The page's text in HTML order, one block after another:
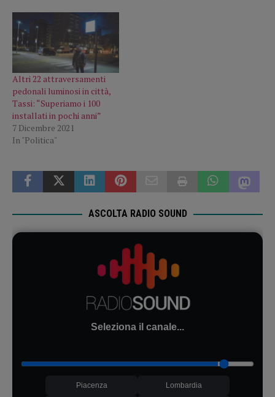
Altri 22 attraversamenti
pedonali luminosi in città,
Tassi: “Superiamo i 100
installati in pochi anni”
7 Dicembre 2021
In "Politica"
ASCOLTA RADIO SOUND
Seleziona il canale...
Piacenza Lombardia